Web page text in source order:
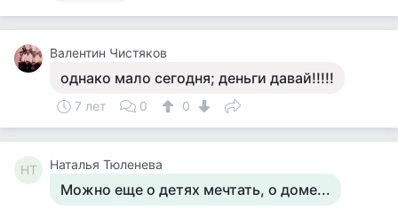
Валентин Чистяков
однако мало сегодня; деньги давай!!!!!
7 лет 0 0
НТ Наталья Тюленева
Можно еще о детях мечтать, о доме...